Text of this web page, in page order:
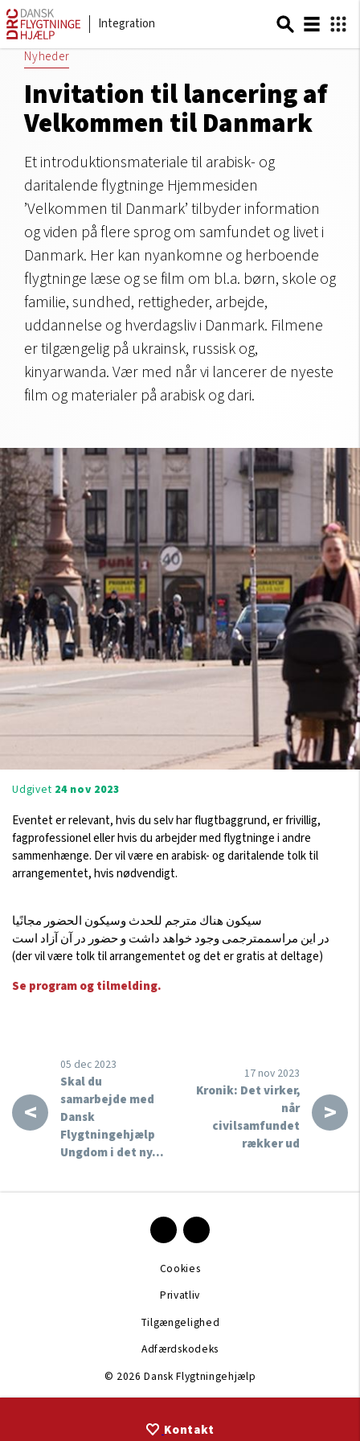
Integration
Kontakt
Nyheder
Invitation til lancering af
Velkommen til Danmark
Et introduktionsmateriale til arabisk- og
daritalende flygtninge Hjemmesiden
’Velkommen til Danmark’ tilbyder information
og viden på flere sprog om samfundet og livet i
Danmark. Her kan nyankomne og herboende
flygtninge læse og se film om bl.a. børn, skole og
familie, sundhed, rettigheder, arbejde,
uddannelse og hverdagsliv i Danmark. Filmene
er tilgængelig på ukrainsk, russisk og,
kinyarwanda. Vær med når vi lancerer de nyeste
film og materialer på arabisk og dari.
Udgivet 24 nov 2023
Eventet er relevant, hvis du selv har flugtbaggrund, er frivillig,
fagprofessionel eller hvis du arbejder med flygtninge i andre
sammenhænge. Der vil være en arabisk- og daritalende tolk til
arrangementet, hvis nødvendigt.
سيكون هناك مترجم للحدث وسيكون الحضور مجانًيا
(der vil være tolk til arrangementet og det er gratis at deltage)
Se program og tilmelding.
<
05 dec 2023
Skal du
samarbejde med
Dansk
Flygtningehjælp
Ungdom i det ny…
>
17 nov 2023
Kronik: Det virker,
når
civilsamfundet
rækker ud
© 2026 Dansk Flygtningehjælp
Cookies
Privatliv
Tilgængelighed
Adfærdskodeks